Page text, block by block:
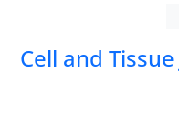
Cell and